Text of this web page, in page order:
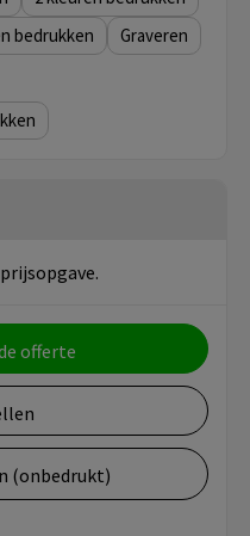
Graveren
offerte
(onbedrukt)